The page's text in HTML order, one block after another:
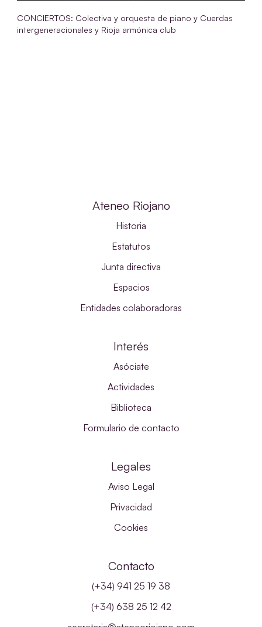
CONCIERTOS: Colectiva y orquesta de piano y Cuerdas
intergeneracionales y Rioja armónica club
Ateneo Riojano
Historia
Estatutos
Junta directiva
Espacios
Entidades colaboradoras
Interés
Asóciate
Actividades
Biblioteca
Formulario de contacto
Legales
Aviso Legal
Privacidad
Cookies
Contacto
(+34) 941 25 19 38
(+34) 638 25 12 42